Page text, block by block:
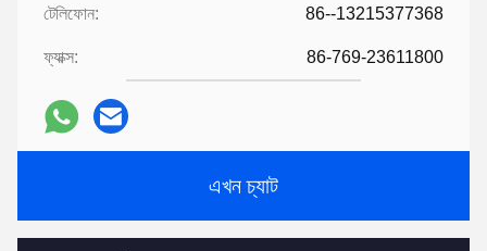
টেলিফোন: 86--13215377368
ফ্যাক্স: 86-769-23611800
এখন চ্যাট